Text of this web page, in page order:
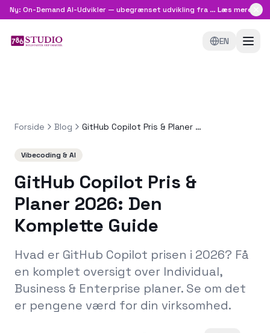
Ny: On-Demand AI-Udvikler — ubegrænset udvikling fra 8.999 kr/md
Læs mere
EN
Forside Blog GitHub Copilot Pris & Planer 2026: Den Komplette Guide
Vibecoding & AI
GitHub Copilot Pris &
Planer 2026: Den
Komplette Guide
Hvad er GitHub Copilot prisen i 2026? Få
en komplet oversigt over Individual,
Business & Enterprise planer. Se om det
er pengene værd for din virksomhed.